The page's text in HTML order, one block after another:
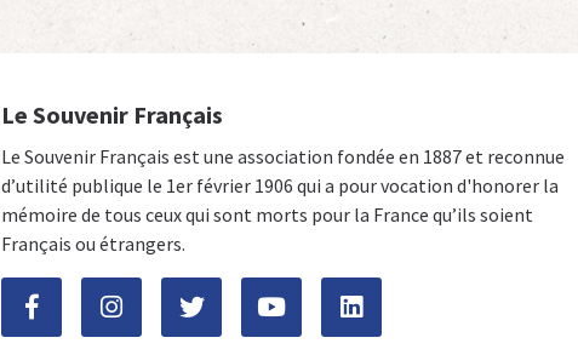
Le Souvenir Français
Le Souvenir Français est une association fondée en 1887 et reconnue
d’utilité publique le 1er février 1906 qui a pour vocation d'honorer la
mémoire de tous ceux qui sont morts pour la France qu’ils soient
Français ou étrangers.